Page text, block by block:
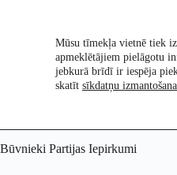
Būvnieki Partijas Iepirkumi
Mūsu tīmekļa vietnē tiek
apmeklētājiem pielāgotu
jebkurā brīdī ir iespēja
skatīt sīkdatņu